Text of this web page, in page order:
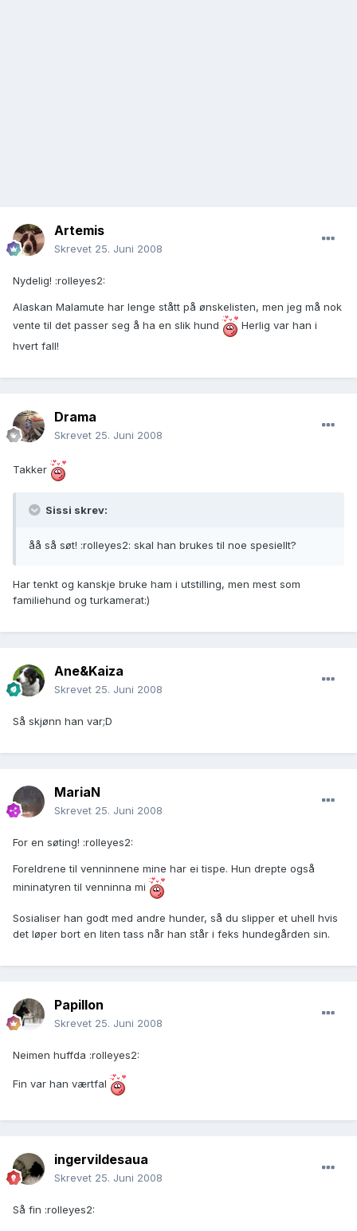
Artemis
Skrevet 25. Juni 2008
Nydelig! :rolleyes2:
Alaskan Malamute har lenge stått på ønskelisten, men jeg må nok
vente til det passer seg å ha en slik hund
Herlig var han i
hvert fall!
Drama
Skrevet 25. Juni 2008
Takker
Sissi skrev:
åå så søt! :rolleyes2: skal han brukes til noe spesiellt?
Har tenkt og kanskje bruke ham i utstilling, men mest som
familiehund og turkamerat:)
Ane&Kaiza
Skrevet 25. Juni 2008
Så skjønn han var;D
MariaN
Skrevet 25. Juni 2008
For en søting! :rolleyes2:
Foreldrene til venninnene mine har ei tispe. Hun drepte også
mininatyren til venninna mi
Sosialiser han godt med andre hunder, så du slipper et uhell hvis
det løper bort en liten tass når han står i feks hundegården sin.
Papillon
Skrevet 25. Juni 2008
Neimen huffda :rolleyes2:
Fin var han værtfal
ingervildesaua
Skrevet 25. Juni 2008
Så fin :rolleyes2: